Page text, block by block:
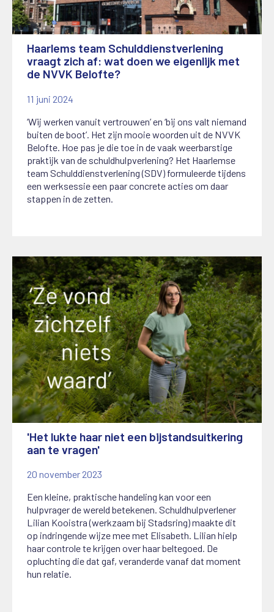
Haarlems team Schulddienstverlening
vraagt zich af: wat doen we eigenlijk met
de NVVK Belofte?
11 juni 2024
‘Wij werken vanuit vertrouwen’ en ‘bij ons valt niemand
buiten de boot’. Het zijn mooie woorden uit de NVVK
Belofte. Hoe pas je die toe in de vaak weerbarstige
praktijk van de schuldhulpverlening? Het Haarlemse
team Schulddienstverlening (SDV) formuleerde tijdens
een werksessie een paar concrete acties om daar
stappen in de zetten.
'Het lukte haar niet een bijstandsuitkering
aan te vragen'
20 november 2023
Een kleine, praktische handeling kan voor een
hulpvrager de wereld betekenen. Schuldhulpverlener
Lilian Kooistra (werkzaam bij Stadsring) maakte dit
op indringende wijze mee met Elisabeth. Lilian hielp
haar controle te krijgen over haar beltegoed. De
opluchting die dat gaf, veranderde vanaf dat moment
hun relatie.